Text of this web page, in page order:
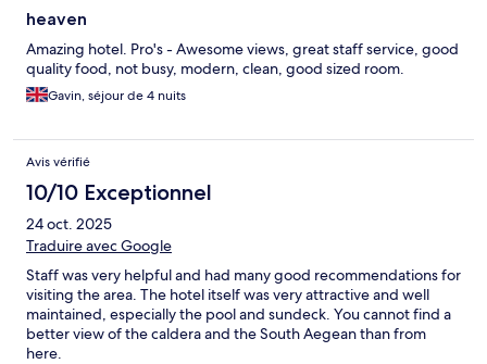
heaven
Amazing hotel. Pro's - Awesome views, great staff service, good
quality food, not busy, modern, clean, good sized room.
Gavin, séjour de 4 nuits
Avis vérifié
10/10 Exceptionnel
24 oct. 2025
Traduire avec Google
Staff was very helpful and had many good recommendations for
visiting the area. The hotel itself was very attractive and well
maintained, especially the pool and sundeck. You cannot find a
better view of the caldera and the South Aegean than from
here.